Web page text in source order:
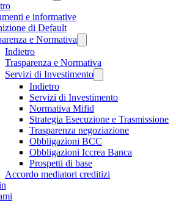
e informative
di Default
e Normativa
Indietro
Trasparenza e Normativa
Servizi di Investimento
Indietro
Servizi di Investimento
Normativa Mifid
Strategia Esecuzione e Trasmissione
Trasparenza negoziazione
Obbligazioni BCC
Obbligazioni Iccrea Banca
Prospetti di base
Accordo mediatori creditizi